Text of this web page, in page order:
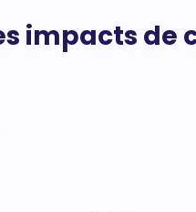
impacts de